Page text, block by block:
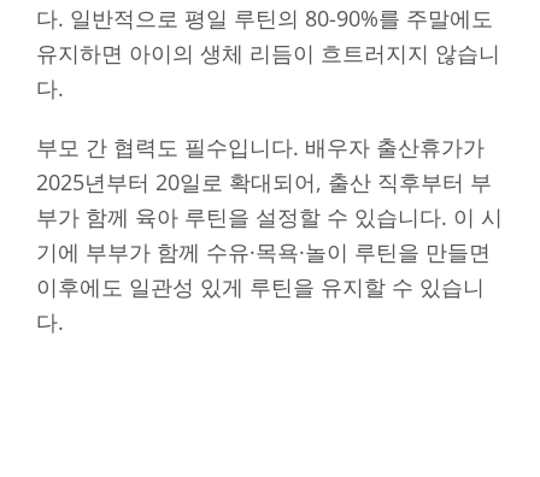
다. 일반적으로 평일 루틴의 80-90%를 주말에도
유지하면 아이의 생체 리듬이 흐트러지지 않습니
다.
부모 간 협력도 필수입니다. 배우자 출산휴가가
2025년부터 20일로 확대되어, 출산 직후부터 부
부가 함께 육아 루틴을 설정할 수 있습니다. 이 시
기에 부부가 함께 수유·목욕·놀이 루틴을 만들면
이후에도 일관성 있게 루틴을 유지할 수 있습니
다.